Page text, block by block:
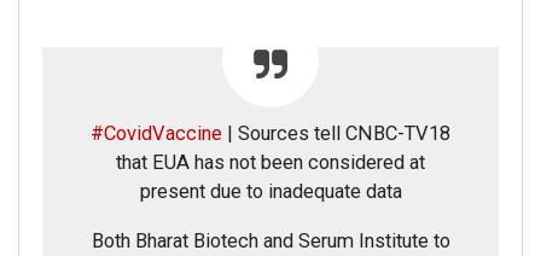
#CovidVaccine | Sources tell CNBC-TV18
that EUA has not been considered at
present due to inadequate data
Both Bharat Biotech and Serum Institute to